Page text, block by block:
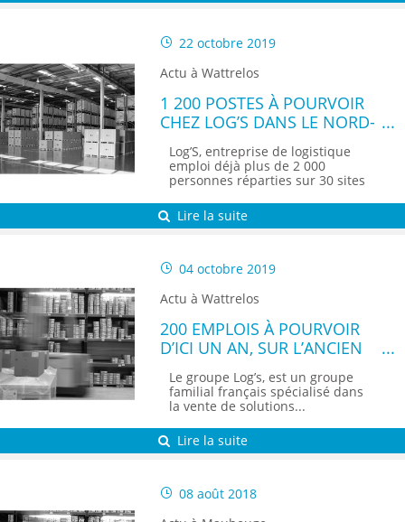
22 octobre 2019
Actu à Wattrelos
1 200 POSTES À POURVOIR
CHEZ LOG’S DANS LE NORD-
PAS-DE-CALAIS
Log’S, entreprise de logistique
emploi déjà plus de 2 000
personnes réparties sur 30 sites
Lire la suite
04 octobre 2019
Actu à Wattrelos
200 EMPLOIS À POURVOIR
D’ICI UN AN, SUR L’ANCIEN
Le groupe Log’s, est un groupe
familial français spécialisé dans
la vente de solutions...
Lire la suite
08 août 2018